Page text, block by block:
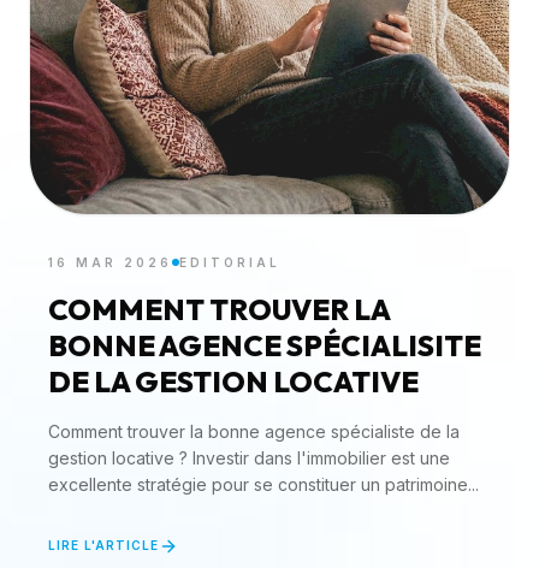
16 MAR 2026 EDITORIAL
COMMENT TROUVER LA
BONNE AGENCE SPÉCIALISITE
DE LA GESTION LOCATIVE
Comment trouver la bonne agence spécialiste de la
gestion locative ? Investir dans l'immobilier est une
excellente stratégie pour se constituer un patrimoine...
LIRE L'ARTICLE